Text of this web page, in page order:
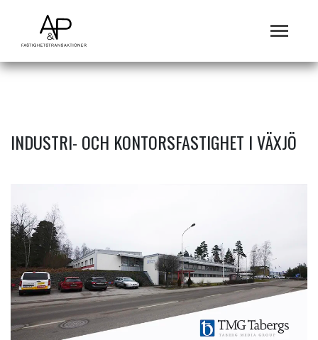
INDUSTRI- OCH KONTORSFASTIGHET I VÄXJÖ